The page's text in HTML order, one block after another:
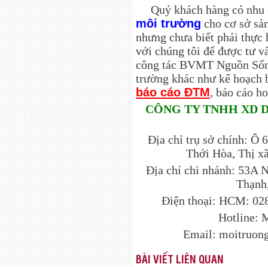
Quý khách hàng có nhu
môi trường cho cơ sở
nhưng chưa biết phải thực
với chúng tôi để được tư
công tác BVMT Nguồn
trường khác nhưkế hoạch
báo cáo ĐTM, báo cáo
CÔNG TY TNHH XD
Địa chỉ trụ sở chính: Ô
Thới Hòa, Thị
Địa chỉ chi nhánh: 53A
Điện thoại: HCM:
Hotline:
Email:
BÀI VIẾT LIÊN QUAN